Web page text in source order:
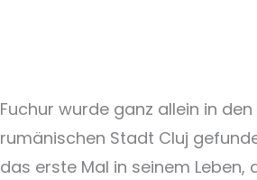
Fuchur wurde ganz allein in
rumänischen Stadt Cluj
das erste Mal in seinem Leben,